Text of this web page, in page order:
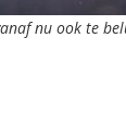
nu ook te